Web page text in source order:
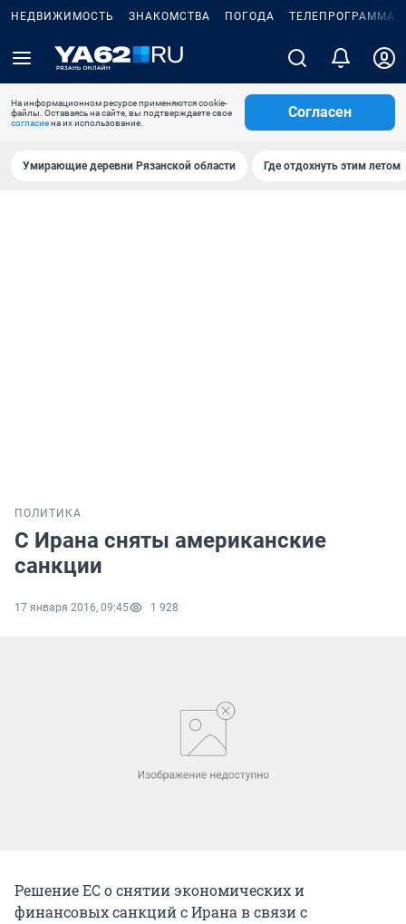
НЕДВИЖИМОСТЬ ЗНАКОМСТВА ПОГОДА ТЕЛЕПРОГРАММА
На информационном ресурсе применяются cookie-
файлы. Оставаясь на сайте, вы подтверждаете свое
согласиена их использование.
Согласен
Умирающие деревни Рязанской области Где отдохнуть этим летом
ПОЛИТИКА
С Ирана сняты американские
санкции
17 января 2016, 09:45 1 928
Решение ЕС о снятии экономических и
финансовых санкций с Ирана в связи с